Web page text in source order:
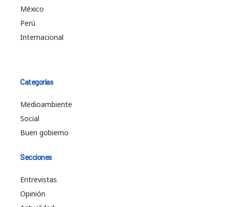
México
Perú
Internacional
Categorías
Medioambiente
Social
Buen gobierno
Secciones
Entrevistas
Opinión